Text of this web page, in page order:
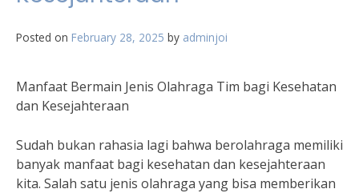
Posted on February 28, 2025 by adminjoi
Manfaat Bermain Jenis Olahraga Tim bagi Kesehatan
dan Kesejahteraan
Sudah bukan rahasia lagi bahwa berolahraga memiliki
banyak manfaat bagi kesehatan dan kesejahteraan
kita. Salah satu jenis olahraga yang bisa memberikan